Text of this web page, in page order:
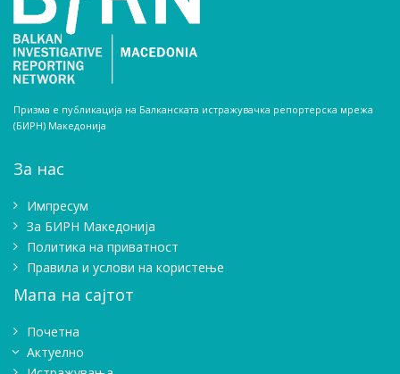
Призма е публикација на Балканската истражувачка репортерска мрежа
(БИРН) Македонија
За нас
Импресум
Зa БИРН Македонија
Политика на приватност
Правила и услови на користење
Мапа на сајтот
Почетна
Актуелно